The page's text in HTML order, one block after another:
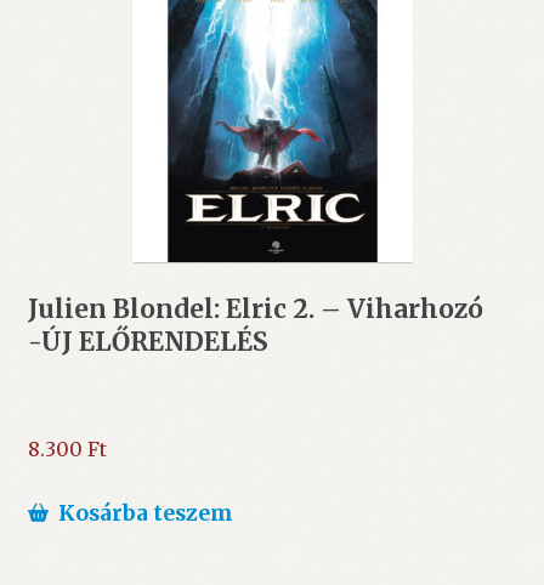
Julien Blondel: Elric 2. – Viharhozó
-ÚJ ELŐRENDELÉS
8.300 Ft
Kosárba teszem